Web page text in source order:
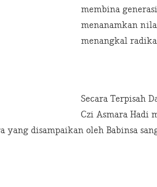
membina
menanamkan
menangkal
Secara Terpisah
Czi Asmara Hadi
yang disampaikan oleh Babinsa